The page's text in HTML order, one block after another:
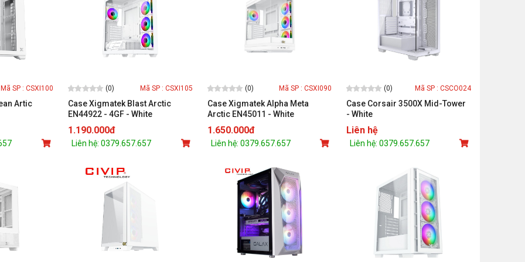
Mã SP : CSXI100
Artic
(0) Mã SP : CSXI105
Case Xigmatek Blast Arctic
EN44922 - 4GF - White
1.190.000đ
Liên hệ: 0379.657.657
(0) Mã SP : CSXI090
Case Xigmatek Alpha Meta
Arctic EN45011 - White
1.650.000đ
Liên hệ: 0379.657.657
(0) Mã SP : CSCO024
Case Corsair 3500X Mid-Tower
- White
Liên hệ
Liên hệ: 0379.657.657